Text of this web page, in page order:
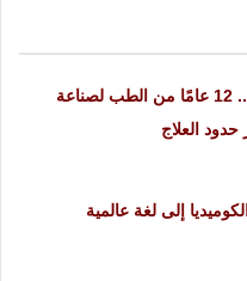
د. أوليغ أباكوموف.. 12 عامًا من الطب لصناعة
العلاج